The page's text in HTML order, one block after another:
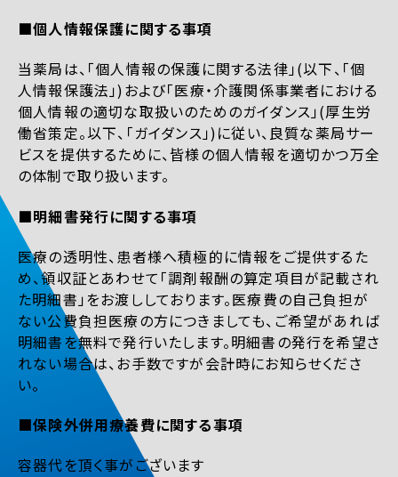
■個人情報保護に関する事項
当薬局は、「個人情報の保護に関する法律」(以下、「個
人情報保護法」)および「医療・介護関係事業者における
個人情報の適切な取扱いのためのガイダンス」(厚生労
働省策定。以下、「ガイダンス」)に従い、良質な薬局サー
ビスを提供するために、皆様の個人情報を適切かつ万全
の体制で取り扱います。
■明細書発行に関する事項
医療の透明性、患者様へ積極的に情報をご提供するた
め、領収証とあわせて「調剤報酬の算定項目が記載され
た明細書」をお渡ししております。医療費の自己負担が
ない公費負担医療の方につきましても、ご希望があれば
明細書を無料で発行いたします。明細書の発行を希望さ
れない場合は、お手数ですが会計時にお知らせくださ
い。
■保険外併用療養費に関する事項
容器代を頂く事がございます